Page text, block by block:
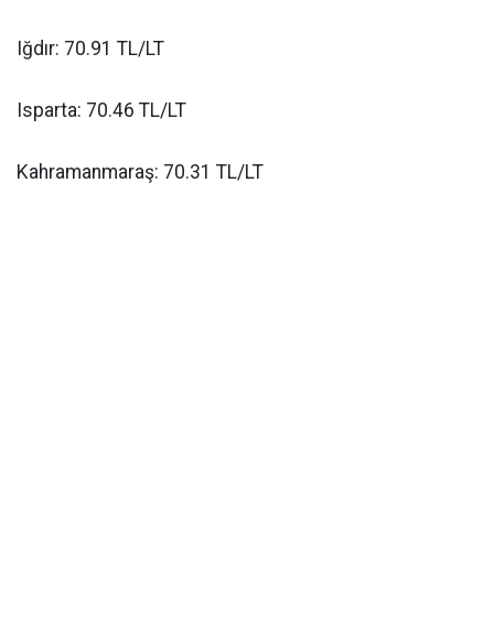
Iğdır: 70.91 TL/LT
Isparta: 70.46 TL/LT
Kahramanmaraş: 70.31 TL/LT